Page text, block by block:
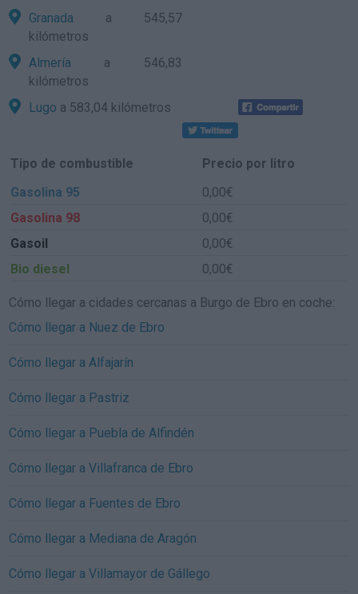
Granada a 545,57
kilómetros
Almería a 546,83
kilómetros
Lugo a 583,04 kilómetros
Tipo de combustible
Precio por litro
Gasolina 95
0,00€
Gasolina 98
0,00€
Gasoil
0,00€
Bio diesel
0,00€
Cómo llegar a cidades cercanas a Burgo de Ebro en coche:
Cómo llegar a Nuez de Ebro
Cómo llegar a Alfajarín
Cómo llegar a Pastriz
Cómo llegar a Puebla de Alfindén
Cómo llegar a Villafranca de Ebro
Cómo llegar a Fuentes de Ebro
Cómo llegar a Mediana de Aragón
Cómo llegar a Villamayor de Gállego